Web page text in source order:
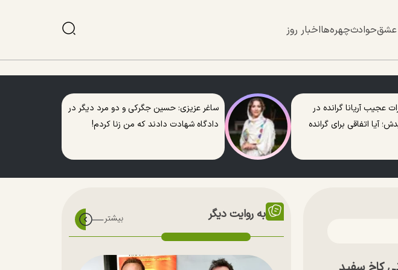
عشقحوادثچهره‌هااخبار روز
عجیب آریانا گرانده در
آیا اتفاقی برای گرانده
ساغر عزیزی: حسین جگرکی و دو مرد دیگر در
دادگاه شهادت دادند که من زنا کردم!
به روایت دیگر